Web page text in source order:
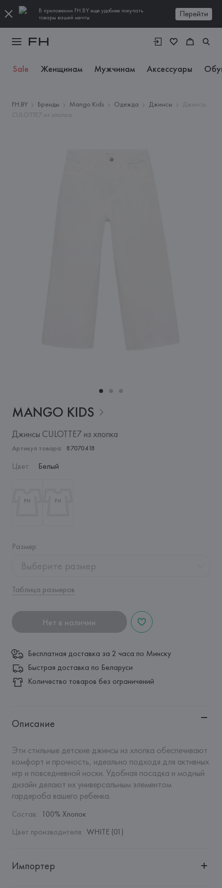
В приложении FH.BY еще удобнее покупать
товары вашей мечты
Перейти
Sale Женщинам Мужчинам Аксессуары
FH.BY Бренды Mango Kids Одежда Джинсы
Джинсы
CULOTTE7 из хлопка
MANGO KIDS
Джинсы CULOTTE7 из хлопка
Артикул товара: 87070418
Цвет: Белый
Размер:
Выберите размер
Таблица размеров
Нет в наличии
Бесплатная доставка за 2 часа по Минску
Быстрая доставка по Беларуси
Количество товаров без ограничений
Описание
Эти стильные детские джинсы из хлопка обеспечивают
комфорт и прочность, идеально подходя для активных
игр и повседневной носки. Удобная посадка и модный
дизайн делают их универсальным элементом
гардероба вашего ребенка.
Состав: 100% Хлопок
Цвет производителя: WHITE (01)
Импортер